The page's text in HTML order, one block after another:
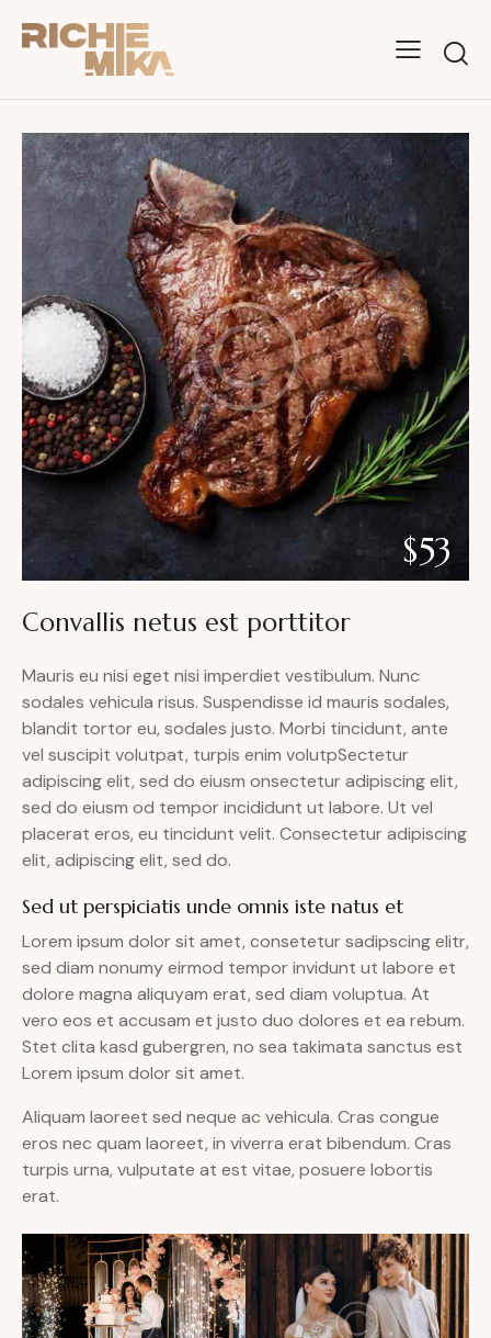
$53
Convallis netus est porttitor
Mauris eu nisi eget nisi imperdiet vestibulum. Nunc
sodales vehicula risus. Suspendisse id mauris sodales,
blandit tortor eu, sodales justo. Morbi tincidunt, ante
vel suscipit volutpat, turpis enim volutpSectetur
adipiscing elit, sed do eiusm onsectetur adipiscing elit,
sed do eiusm od tempor incididunt ut labore. Ut vel
placerat eros, eu tincidunt velit. Consectetur adipiscing
elit, adipiscing elit, sed do.
Sed ut perspiciatis unde omnis iste natus et
Lorem ipsum dolor sit amet, consetetur sadipscing elitr,
sed diam nonumy eirmod tempor invidunt ut labore et
dolore magna aliquyam erat, sed diam voluptua. At
vero eos et accusam et justo duo dolores et ea rebum.
Stet clita kasd gubergren, no sea takimata sanctus est
Lorem ipsum dolor sit amet.
Aliquam laoreet sed neque ac vehicula. Cras congue
eros nec quam laoreet, in viverra erat bibendum. Cras
turpis urna, vulputate at est vitae, posuere lobortis
erat.